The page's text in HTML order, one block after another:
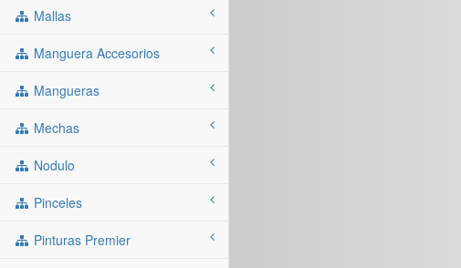
Mallas
Manguera Accesorios
Mangueras
Mechas
Nodulo
Pinceles
Pinturas Premier